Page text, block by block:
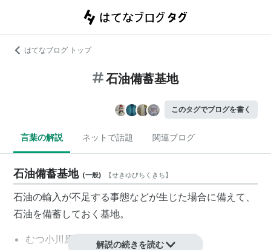
はてなブログ トップ
石油備蓄基地
このタグでブログを書く
言葉の解説 ネットで話題 関連ブログ
石油備蓄基地 (一般) 【せきゆびちくきち】
石油の輸入が不足する事態などが生じた場合に備えて、
石油を備蓄しておく基地。
むつ小川原国家石油備蓄基地
解説の続きを読む